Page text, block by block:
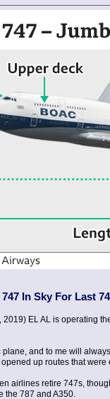
747 In Sky For Last
2019) EL AL is operating
and to me will
up routes that
airlines retire 747s,
the 787 and A350.